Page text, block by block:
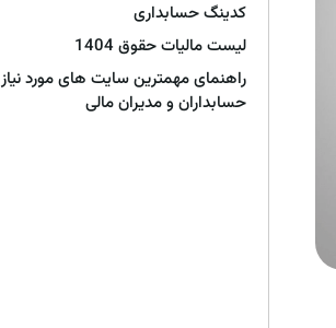
کدینگ حسابداری
لیست مالیات حقوق 1404
راهنمای مهمترین سایت های مورد نیاز
حسابداران و مدیران مالی